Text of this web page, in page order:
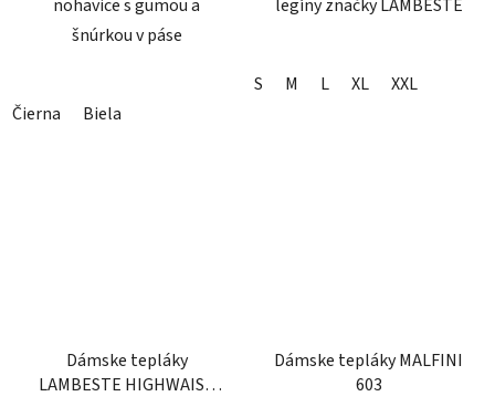
nohavice s gumou a
šnúrkou v páse
Čierna Biela
legíny značky LAMBESTE
S M L XL XXL
Dámske tepláky
LAMBESTE HIGHWAIST
Dámske tepláky MALFINI
603